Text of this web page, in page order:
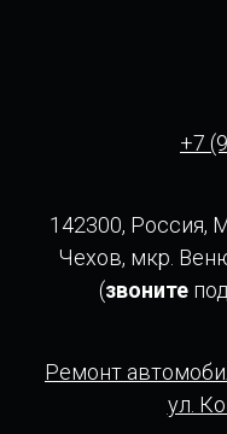
+7
142300, Россия,
Чехов, мкр.
(звоните
Ремонт
ул.